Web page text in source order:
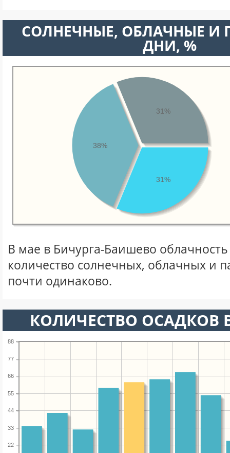
CОЛНЕЧНЫЕ, ОБЛАЧНЫЕ И
ДНИ, %
31%
38%
31%
В мае в Бичурга-Баишево
количество солнечных, облачных и
почти одинаково.
КОЛИЧЕСТВО ОСАДКОВ
22
33
44
55
66
77
88